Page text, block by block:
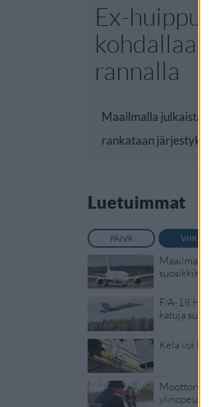
Ex-
rannalla
Maailmalla
rankataan
Luetuimmat
PÄIVÄ VIIKKO
Maailman
F/A-18
katuja
Kela voi
ylinopeus